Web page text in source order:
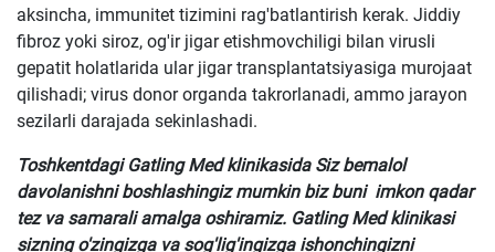
aksincha, immunitet tizimini rag'batlantirish kerak. Jiddiy
fibroz yoki siroz, og'ir jigar etishmovchiligi bilan virusli
gepatit holatlarida ular jigar transplantatsiyasiga murojaat
qilishadi; virus donor organda takrorlanadi, ammo jarayon
sezilarli darajada sekinlashadi.
Toshkentdagi Gatling Med klinikasida Siz bemalol
davolanishni boshlashingiz mumkin biz buni imkon qadar
tez va samarali amalga oshiramiz. Gatling Med klinikasi
sizning o'zingizga va sog'lig'ingizga ishonchingizni